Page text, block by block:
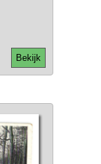
Bekijk